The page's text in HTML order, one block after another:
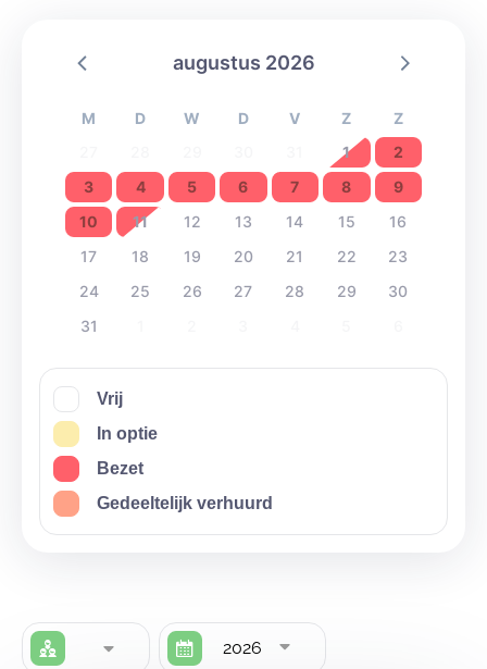
augustus 2026
M D W D V Z
Z
1
2
3
4 5 6 7 8
9
10
11 12 13 14 15
16
17
18 19 20 21 22
23
24
25 26 27 28 29
30
31
Vrij
In optie
Bezet
Gedeeltelijk verhuurd
2026